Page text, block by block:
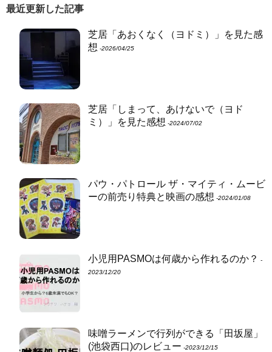
最近更新した記事
芝居「あおくなく（ヨドミ）」を見た感
想 ‐2026/04/25
芝居「しまって、あけないで（ヨド
ミ）」を見た感想 ‐2024/07/02
パウ・パトロール ザ・マイティ・ムービ
ーの前売り特典と映画の感想 ‐2024/01/08
小児用PASMOは何歳から作れるのか？
‐
2023/12/20
味噌ラーメンで行列ができる「田坂屋」
(池袋西口)のレビュー ‐2023/12/15